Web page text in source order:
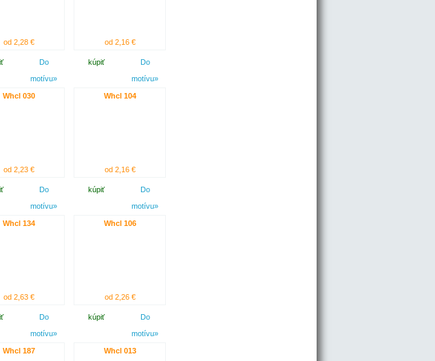
od 2,28 €
Do
motívu»
od 2,16 €
kúpiť
Do
motívu»
Whcl 030
od 2,23 €
Do
motívu»
Whcl 104
od 2,16 €
kúpiť
Do
motívu»
Whcl 134
od 2,63 €
Do
motívu»
Whcl 106
od 2,26 €
kúpiť
Do
motívu»
Whcl 187 Whcl 013